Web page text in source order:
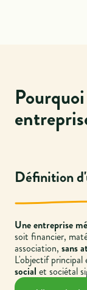
Définition
Une entreprise
soit financier,
association,sans
L'objectif principal
social et sociétal